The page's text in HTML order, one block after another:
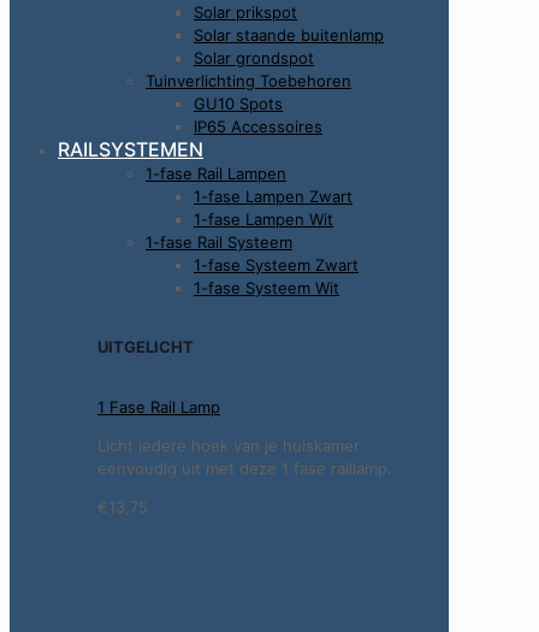
Solar prikspot
Solar staande buitenlamp
Solar grondspot
Tuinverlichting Toebehoren
GU10 Spots
IP65 Accessoires
RAILSYSTEMEN
1-fase Rail Lampen
1-fase Lampen Zwart
1-fase Lampen Wit
1-fase Rail Systeem
1-fase Systeem Zwart
1-fase Systeem Wit
UITGELICHT
1 Fase Rail Lamp
Licht iedere hoek van je huiskamer
eenvoudig uit met deze 1 fase raillamp.
€13,75